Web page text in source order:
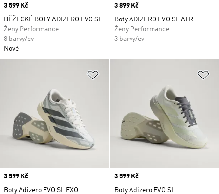
Price
3 599 Kč
BĚŽECKÉ BOTY ADIZERO EVO SL
Ženy Performance
8 barvy/ev
Nové
Price
3 899 Kč
Boty ADIZERO EVO SL ATR
Ženy Performance
3 barvy/ev
Price
3 599 Kč
Boty Adizero EVO SL EXO
Price
3 599 Kč
Boty Adizero EVO SL